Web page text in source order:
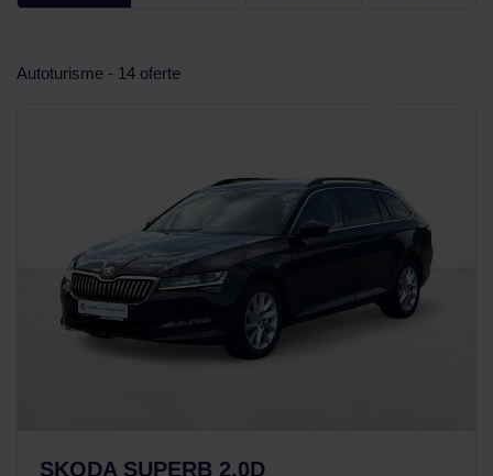
Autoturisme - 14 oferte
SKODA SUPERB 2.0D